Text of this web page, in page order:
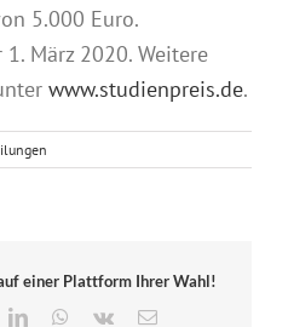
5.000 Euro.
März 2020. Weitere
www.studienpreis.de.
einer Plattform Ihrer Wahl!
LinkedInWhatsApp
Vk
E-